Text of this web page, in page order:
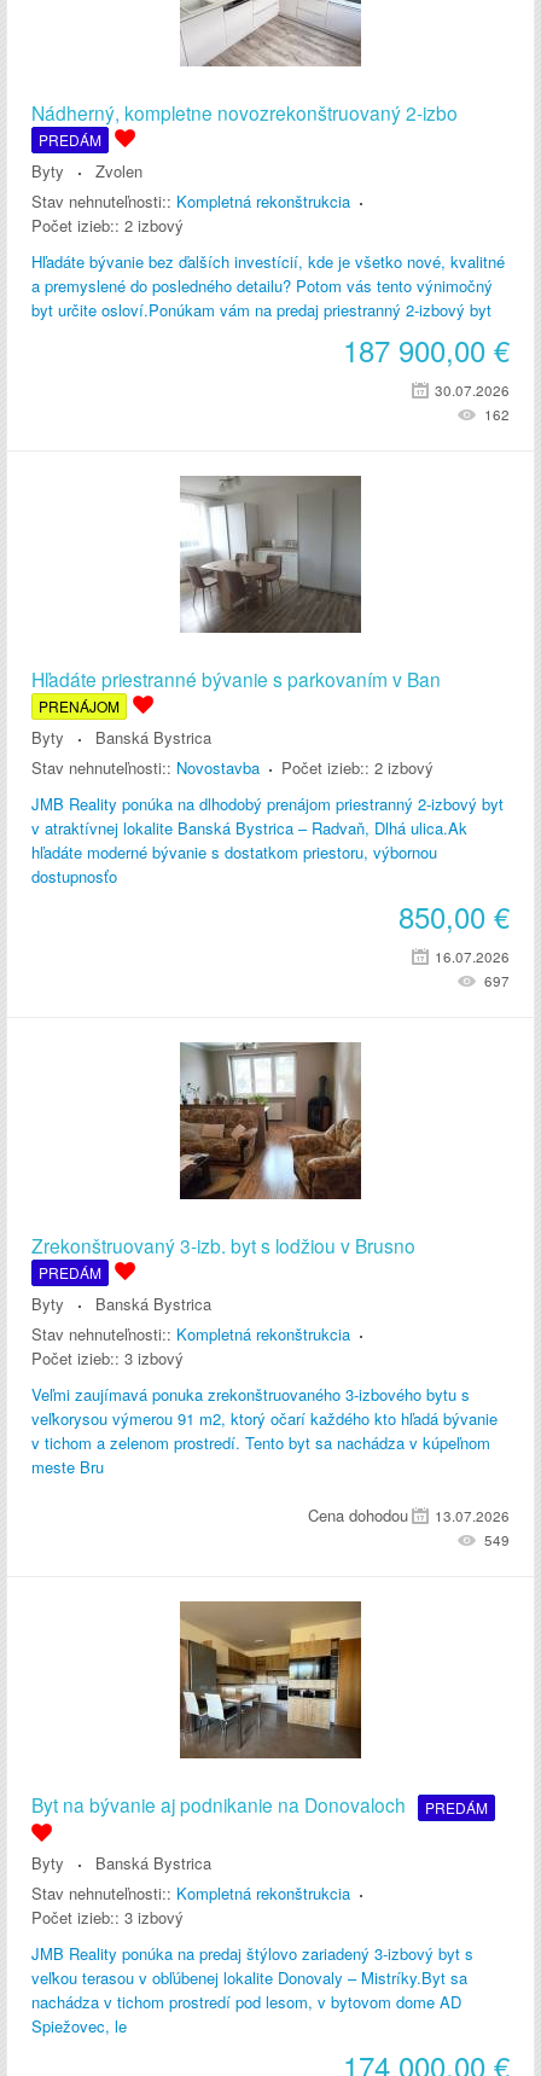
Nádherný, kompletne novozrekonštruovaný 2-izbo
PREDÁM
Byty
Zvolen
Stav nehnuteľnosti:: Kompletná rekonštrukcia
Počet izieb:: 2 izbový
Hľadáte bývanie bez ďalších investícií, kde je všetko nové, kvalitné
a premyslené do posledného detailu? Potom vás tento výnimočný
byt určite osloví.Ponúkam vám na predaj priestranný 2-izbový byt
187 900,00 €
30.07.2026
162
Hľadáte priestranné bývanie s parkovaním v Ban
PRENÁJOM
Byty
Banská Bystrica
Stav nehnuteľnosti:: Novostavba Počet izieb:: 2 izbový
JMB Reality ponúka na dlhodobý prenájom priestranný 2-izbový byt
v atraktívnej lokalite Banská Bystrica – Radvaň, Dlhá ulica.Ak
hľadáte moderné bývanie s dostatkom priestoru, výbornou
dostupnosťo
850,00 €
16.07.2026
697
Zrekonštruovaný 3-izb. byt s lodžiou v Brusno
PREDÁM
Byty
Banská Bystrica
Stav nehnuteľnosti:: Kompletná rekonštrukcia
Počet izieb:: 3 izbový
Veľmi zaujímavá ponuka zrekonštruovaného 3-izbového bytu s
veľkorysou výmerou 91 m2, ktorý očarí každého kto hľadá bývanie
v tichom a zelenom prostredí. Tento byt sa nachádza v kúpeľnom
meste Bru
Cena dohodou
13.07.2026
549
Byt na bývanie aj podnikanie na Donovaloch PREDÁM
Byty
Banská Bystrica
Stav nehnuteľnosti:: Kompletná rekonštrukcia
Počet izieb:: 3 izbový
JMB Reality ponúka na predaj štýlovo zariadený 3-izbový byt s
veľkou terasou v obľúbenej lokalite Donovaly – Mistríky.Byt sa
nachádza v tichom prostredí pod lesom, v bytovom dome AD
Spiežovec, le
174 000,00 €